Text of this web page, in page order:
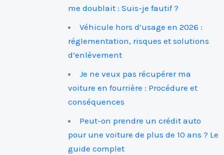
me doublait : Suis-je fautif ?
Véhicule hors d’usage en 2026 :
réglementation, risques et solutions
d’enlèvement
Je ne veux pas récupérer ma
voiture en fourrière : Procédure et
conséquences
Peut-on prendre un crédit auto
pour une voiture de plus de 10 ans ? Le
guide complet